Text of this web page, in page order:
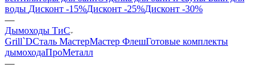
воды Дисконт -15%Дисконт -25%Дисконт -30%
—
Дымоходы ТиС
Grill`DСталь МастерМастер ФлешГотовые комплекты
дымоходаПроМеталл
—